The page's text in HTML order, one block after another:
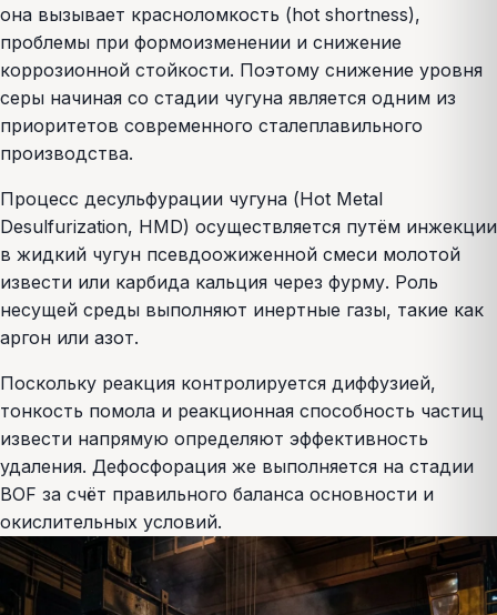
она вызывает красноломкость (hot shortness),
проблемы при формоизменении и снижение
коррозионной стойкости. Поэтому снижение уровня
серы начиная со стадии чугуна является одним из
приоритетов современного сталеплавильного
производства.
Процесс десульфурации чугуна (Hot Metal
Desulfurization, HMD) осуществляется путём инжекции
в жидкий чугун псевдоожиженной смеси молотой
извести или карбида кальция через фурму. Роль
несущей среды выполняют инертные газы, такие как
аргон или азот.
Поскольку реакция контролируется диффузией,
тонкость помола и реакционная способность частиц
извести напрямую определяют эффективность
удаления. Дефосфорация же выполняется на стадии
BOF за счёт правильного баланса основности и
окислительных условий.